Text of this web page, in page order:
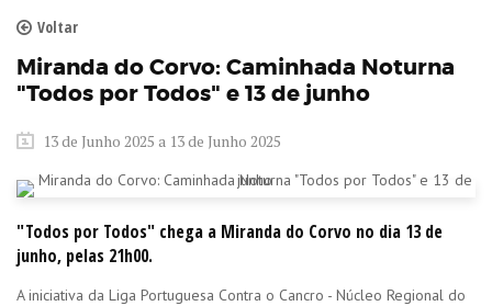
Voltar
Miranda do Corvo: Caminhada Noturna
"Todos por Todos" e 13 de junho
13 de Junho 2025 a 13 de Junho 2025
"Todos por Todos" chega a Miranda do Corvo no dia 13 de
junho, pelas 21h00.
A iniciativa da Liga Portuguesa Contra o Cancro - Núcleo Regional do